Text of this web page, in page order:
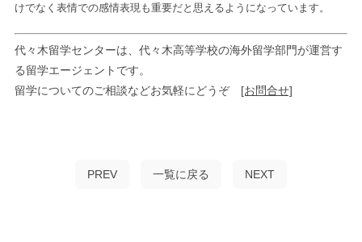
けでなく表情での感情表現も重要だと思えるようになっています。
代々木留学センターは、代々木高等学校の海外留学部門が運営す
る留学エージェントです。
留学についてのご相談などお気軽にどうぞ [お問合せ]
PREV 一覧に戻る NEXT